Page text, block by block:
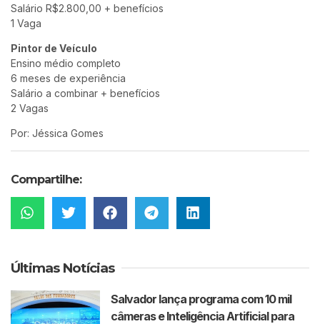
Salário R$2.800,00 + benefícios
1 Vaga
Pintor de Veículo
Ensino médio completo
6 meses de experiência
Salário a combinar + benefícios
2 Vagas
Por: Jéssica Gomes
Compartilhe:
Últimas Notícias
Salvador lança programa com 10 mil
câmeras e Inteligência Artificial para